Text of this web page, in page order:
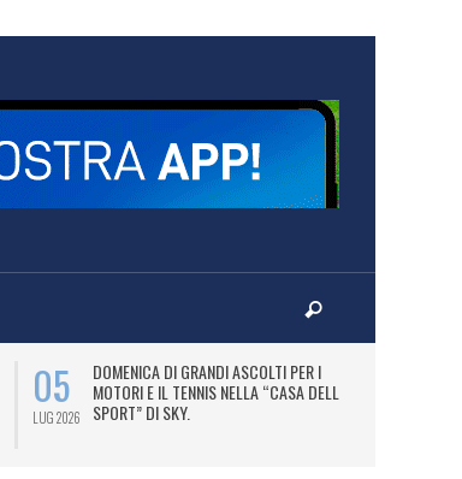
05
LUG 2026
DOMENICA DI GRANDI ASCOLTI PER I
MOTORI E IL TENNIS NELLA “CASA DELLO
SPORT” DI SKY.